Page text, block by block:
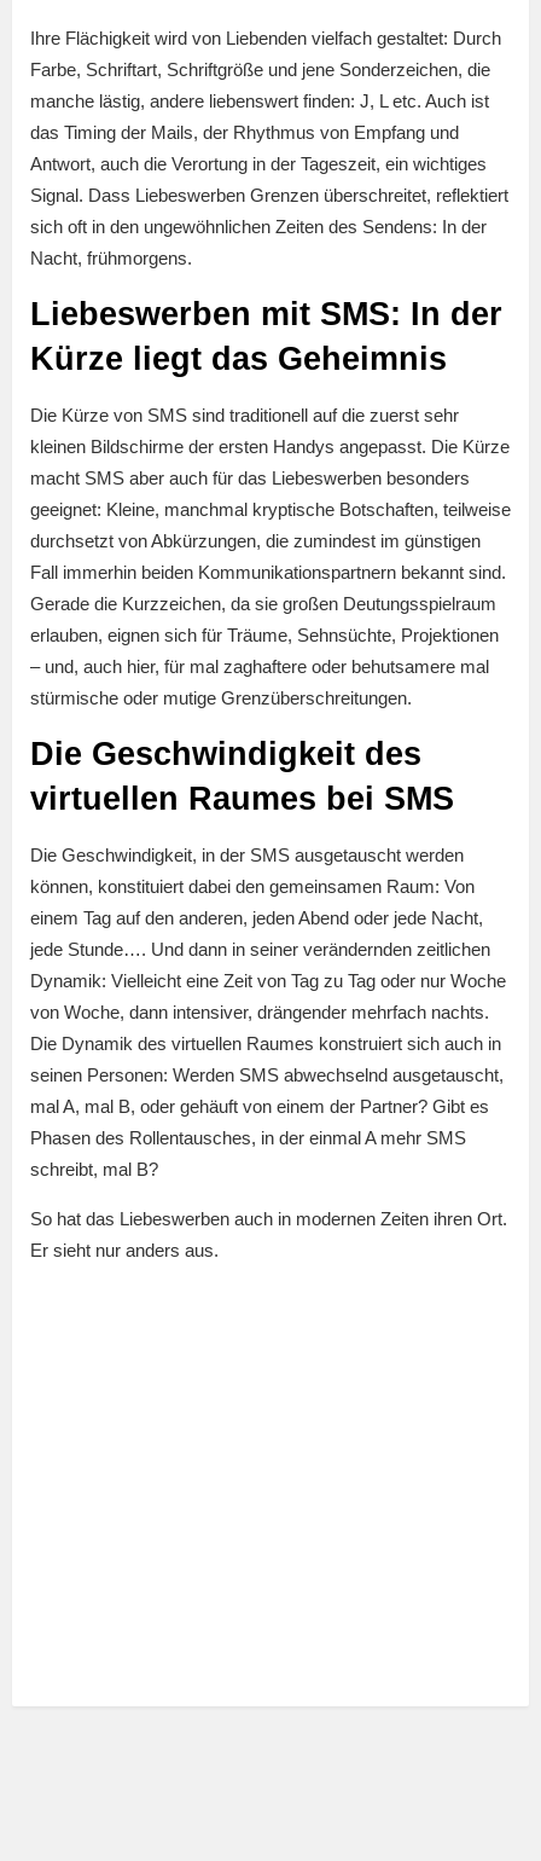
Ihre Flächigkeit wird von Liebenden vielfach gestaltet: Durch
Farbe, Schriftart, Schriftgröße und jene Sonderzeichen, die
manche lästig, andere liebenswert finden: J, L etc. Auch ist
das Timing der Mails, der Rhythmus von Empfang und
Antwort, auch die Verortung in der Tageszeit, ein wichtiges
Signal. Dass Liebeswerben Grenzen überschreitet, reflektiert
sich oft in den ungewöhnlichen Zeiten des Sendens: In der
Nacht, frühmorgens.
Liebeswerben mit SMS: In der
Kürze liegt das Geheimnis
Die Kürze von SMS sind traditionell auf die zuerst sehr
kleinen Bildschirme der ersten Handys angepasst. Die Kürze
macht SMS aber auch für das Liebeswerben besonders
geeignet: Kleine, manchmal kryptische Botschaften, teilweise
durchsetzt von Abkürzungen, die zumindest im günstigen
Fall immerhin beiden Kommunikationspartnern bekannt sind.
Gerade die Kurzzeichen, da sie großen Deutungsspielraum
erlauben, eignen sich für Träume, Sehnsüchte, Projektionen
– und, auch hier, für mal zaghaftere oder behutsamere mal
stürmische oder mutige Grenzüberschreitungen.
Die Geschwindigkeit des
virtuellen Raumes bei SMS
Die Geschwindigkeit, in der SMS ausgetauscht werden
können, konstituiert dabei den gemeinsamen Raum: Von
einem Tag auf den anderen, jeden Abend oder jede Nacht,
jede Stunde…. Und dann in seiner verändernden zeitlichen
Dynamik: Vielleicht eine Zeit von Tag zu Tag oder nur Woche
von Woche, dann intensiver, drängender mehrfach nachts.
Die Dynamik des virtuellen Raumes konstruiert sich auch in
seinen Personen: Werden SMS abwechselnd ausgetauscht,
mal A, mal B, oder gehäuft von einem der Partner? Gibt es
Phasen des Rollentausches, in der einmal A mehr SMS
schreibt, mal B?
So hat das Liebeswerben auch in modernen Zeiten ihren Ort.
Er sieht nur anders aus.